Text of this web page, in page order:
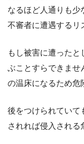
なるほど人通りも少
不審者に遭遇するリ
もし被害に遭った
ぶことすらできませ
の温床になるため危
後をつけられていて
されれば侵入される